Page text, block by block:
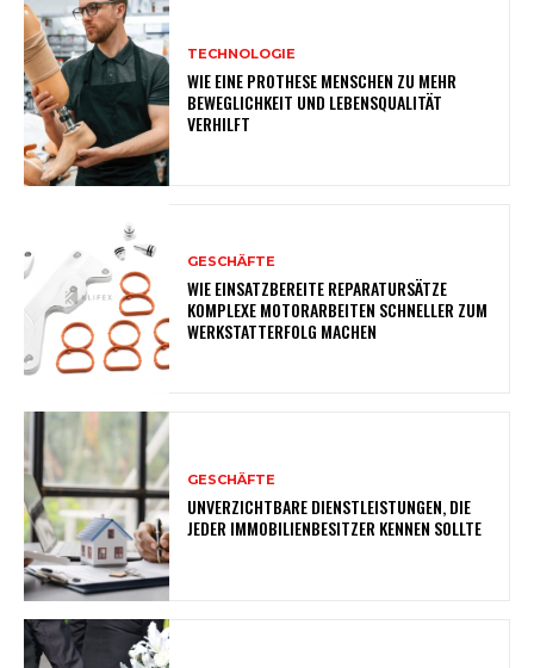
TECHNOLOGIE
WIE EINE PROTHESE MENSCHEN ZU MEHR
BEWEGLICHKEIT UND LEBENSQUALITÄT
VERHILFT
GESCHÄFTE
WIE EINSATZBEREITE REPARATURSÄTZE
KOMPLEXE MOTORARBEITEN SCHNELLER ZUM
WERKSTATTERFOLG MACHEN
GESCHÄFTE
UNVERZICHTBARE DIENSTLEISTUNGEN, DIE
JEDER IMMOBILIENBESITZER KENNEN SOLLTE